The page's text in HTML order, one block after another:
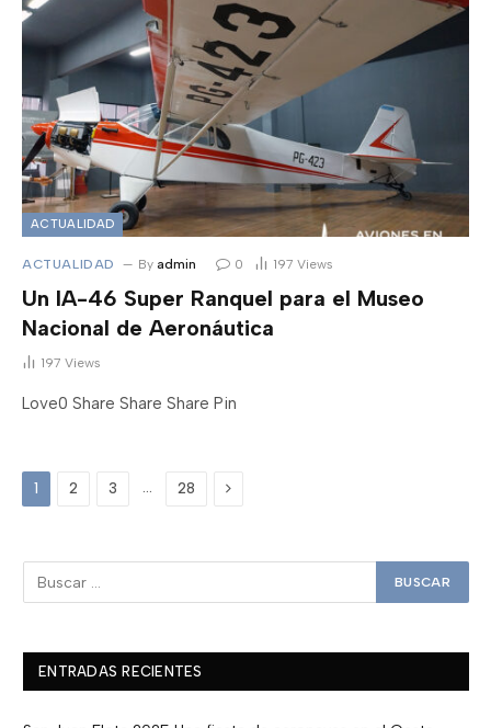
ACTUALIDAD
ACTUALIDAD By admin 0 197 Views
Un IA-46 Super Ranquel para el Museo
Nacional de Aeronáutica
197 Views
Love0 Share Share Share Pin
1 2 3 … 28 Next
ENTRADAS RECIENTES